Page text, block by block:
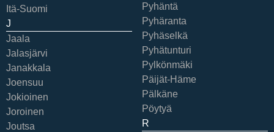
Itä-Suomi
J
Jaala
Jalasjärvi
Janakkala
Joensuu
Jokioinen
Joroinen
Joutsa
Pyhäntä
Pyhäranta
Pyhäselkä
Pyhätunturi
Pylkönmäki
Päijät-Häme
Pälkäne
Pöytyä
R